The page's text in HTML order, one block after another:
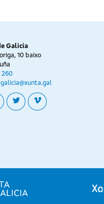
Galicia
10 baixo
260
twittervimeo